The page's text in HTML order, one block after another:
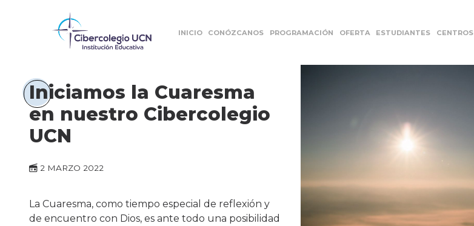
INICIO CONÓZCANOS PROGRAMACIÓN OFERTA ESTUDIANTES CENTROS
Iniciamos la Cuaresma
en nuestro Cibercolegio
UCN
2 MARZO 2022
La Cuaresma, como tiempo especial de reflexión y
de encuentro con Dios, es ante todo una posibilidad